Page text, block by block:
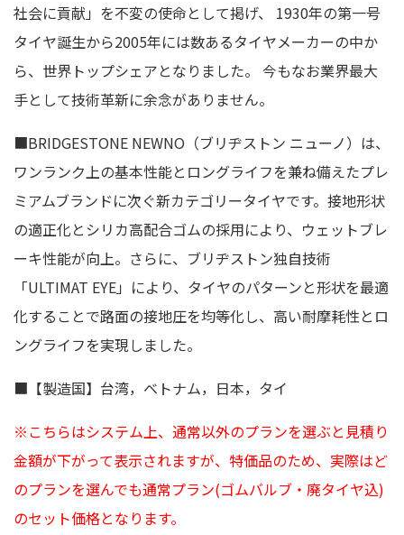
社会に貢献」を不変の使命として掲げ、 1930年の第一号
タイヤ誕生から2005年には数あるタイヤメーカーの中か
ら、世界トップシェアとなりました。 今もなお業界最大
手として技術革新に余念がありません。
■BRIDGESTONE NEWNO（ブリヂストン ニューノ）は、
ワンランク上の基本性能とロングライフを兼ね備えたプレ
ミアムブランドに次ぐ新カテゴリータイヤです。接地形状
の適正化とシリカ高配合ゴムの採用により、ウェットブレ
ーキ性能が向上。さらに、ブリヂストン独自技術
「ULTIMAT EYE」により、タイヤのパターンと形状を最適
化することで路面の接地圧を均等化し、高い耐摩耗性とロ
ングライフを実現しました。
■【製造国】台湾，ベトナム，日本，タイ
※こちらはシステム上、通常以外のプランを選ぶと見積り
金額が下がって表示されますが、特価品のため、実際はど
のプランを選んでも通常プラン(ゴムバルブ・廃タイヤ込)
のセット価格となります。